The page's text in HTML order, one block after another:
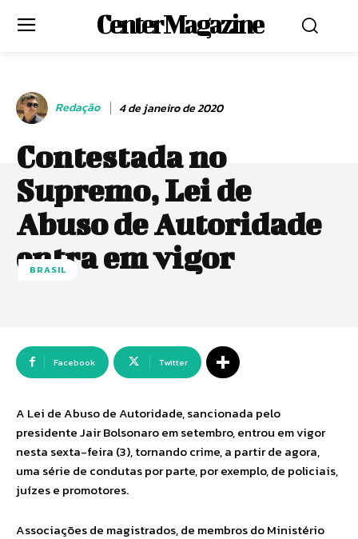
Center Magazine
Redação 4 de janeiro de 2020
Contestada no
Supremo, Lei de
Abuso de Autoridade
entra em vigor
BRASIL
Facebook Twitter
A Lei de Abuso de Autoridade, sancionada pelo
presidente Jair Bolsonaro em setembro, entrou em vigor
nesta sexta-feira (3), tornando crime, a partir de agora,
uma série de condutas por parte, por exemplo, de policiais,
juízes e promotores.
Associações de magistrados, de membros do Ministério